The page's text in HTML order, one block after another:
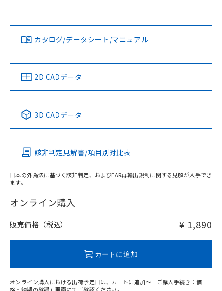
ダウンロードデータをご利用いただく前に、以下を必ずお読
みください。
ソフトウェアの使用条件
対応済み
中国 RoHS 注意事項・凡例
Pb Hg Cd Cr(VI)
O
在庫等で未対応品が混在する可能性があります。
問い合わせください。
カタログ/データシート/マニュアル
2D CADデータ
3D CADデータ
該非判定見解書/項目別対比表
日本の外為法に基づく該非判定、およびEAR再輸出規制に関する見解が入手でき
ます。
オンライン購入
販売価格（税込） ¥ 1,890
カートに追加
オンライン購入における出荷予定日は、カートに追加～「ご購入手続き：価
格・納期の確認」画面にてご確認ください。